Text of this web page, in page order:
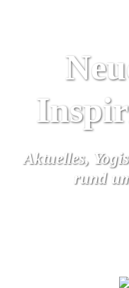
Aktuelles,
rund